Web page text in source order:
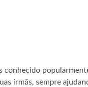
conhecido
irmãs, sempre